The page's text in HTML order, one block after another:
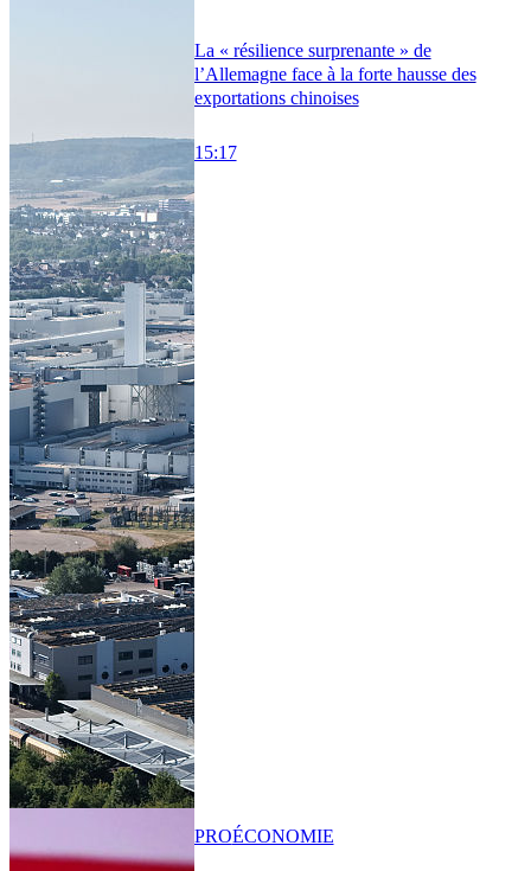
La « résilience surprenante » de
l’Allemagne face à la forte hausse des
exportations chinoises
15:17
PROÉCONOMIE